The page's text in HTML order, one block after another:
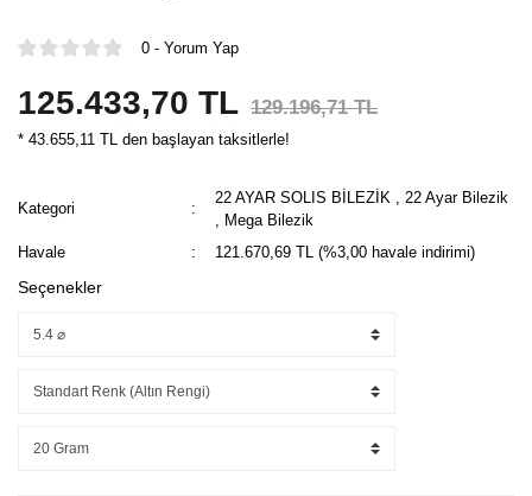
0 - Yorum Yap
125.433,70 TL 129.196,71 TL
* 43.655,11 TL den başlayan taksitlerle!
Kategori
22 AYAR SOLIS BİLEZİK
22 Ayar Bilezik
Mega Bilezik
Havale
121.670,69 TL (%3,00 havale indirimi)
Seçenekler